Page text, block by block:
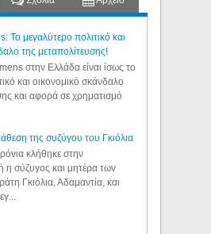
Το μεγαλύτερο πολιτικό και
της μεταπολίτευσης!
στην Ελλάδα είναι ίσως το
και οικονομικό σκάνδαλο
και αφορά σε χρηματισμό
της συζύγου του Γκιόλια
κλήθηκε στην
η σύζυγος και μητέρα των
Γκιόλια, Αδαμαντία, και